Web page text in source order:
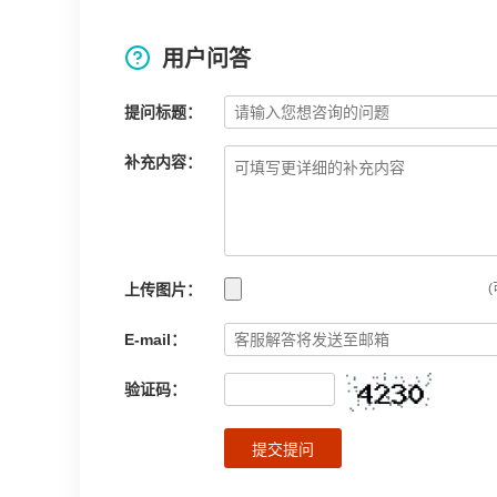
用户问答
提问标题：
补充内容：
上传图片： (
E-mail：
验证码：
提交提问